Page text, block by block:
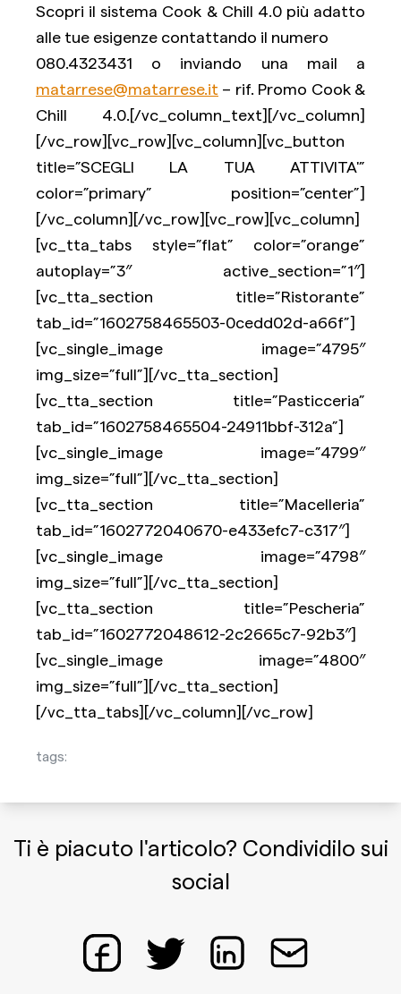
Scopri il sistema Cook & Chill 4.0 più adatto
alle tue esigenze contattando il numero
080.4323431 o inviando una mail a
matarrese@matarrese.it – rif. Promo Cook &
Chill 4.0.[/vc_column_text][/vc_column]
[/vc_row][vc_row][vc_column][vc_button
title=”SCEGLI LA TUA ATTIVITA'”
color=”primary” position=”center”]
[/vc_column][/vc_row][vc_row][vc_column]
[vc_tta_tabs style=”flat” color=”orange”
autoplay=”3″ active_section=”1″]
[vc_tta_section title=”Ristorante”
tab_id=”1602758465503-0cedd02d-a66f”]
[vc_single_image image=”4795″
img_size=”full”][/vc_tta_section]
[vc_tta_section title=”Pasticceria”
tab_id=”1602758465504-24911bbf-312a”]
[vc_single_image image=”4799″
img_size=”full”][/vc_tta_section]
[vc_tta_section title=”Macelleria”
tab_id=”1602772040670-e433efc7-c317″]
[vc_single_image image=”4798″
img_size=”full”][/vc_tta_section]
[vc_tta_section title=”Pescheria”
tab_id=”1602772048612-2c2665c7-92b3″]
[vc_single_image image=”4800″
img_size=”full”][/vc_tta_section]
[/vc_tta_tabs][/vc_column][/vc_row]
tags:
Ti è piacuto l'articolo? Condividilo sui
social